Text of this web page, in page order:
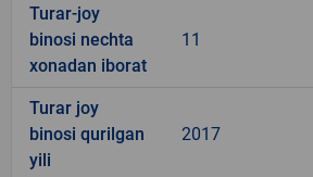
Turar-joy
binosi nechta
xonadan iborat
11
Turar joy
binosi qurilgan
yili
2017